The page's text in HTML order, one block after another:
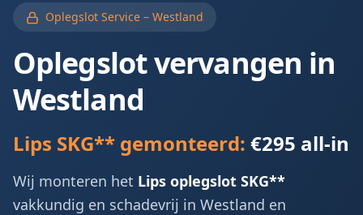
Oplegslot Service – Westland
Oplegslot vervangen in
Westland
Lips SKG** gemonteerd: €295 all-in
Wij monteren het Lips oplegslot SKG**
vakkundig en schadevrij in Westland en